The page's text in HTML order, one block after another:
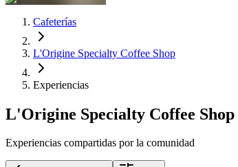
Cafeterías
L'Origine Specialty Coffee Shop
Experiencias
L'Origine Specialty Coffee Shop
Experiencias compartidas por la comunidad